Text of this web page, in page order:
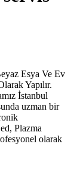
Esya Ve Ev
Yapılır.
İstanbul
uzman bir
Plazma
olarak